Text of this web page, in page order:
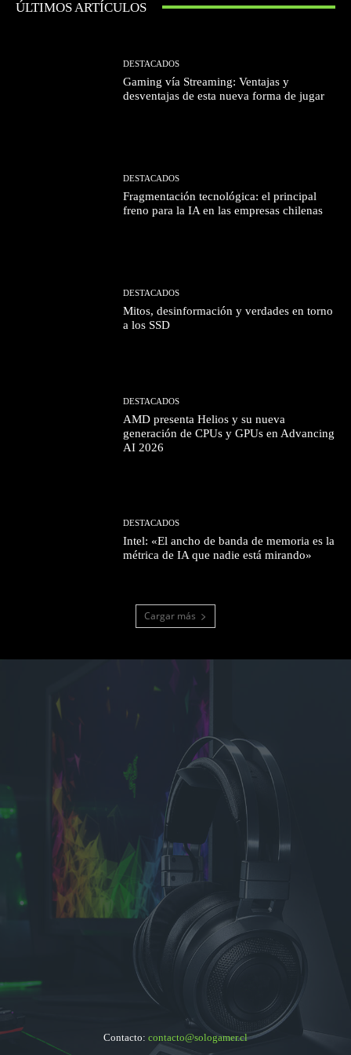
ÚLTIMOS ARTÍCULOS
DESTACADOS
Gaming vía Streaming: Ventajas y
desventajas de esta nueva forma de jugar
DESTACADOS
Fragmentación tecnológica: el principal
freno para la IA en las empresas chilenas
DESTACADOS
Mitos, desinformación y verdades en torno
a los SSD
DESTACADOS
AMD presenta Helios y su nueva
generación de CPUs y GPUs en Advancing
AI 2026
DESTACADOS
Intel: «El ancho de banda de memoria es la
métrica de IA que nadie está mirando»
Cargar más
Contacto: contacto@sologamer.cl